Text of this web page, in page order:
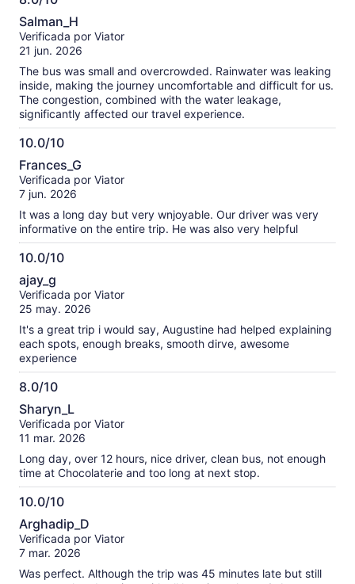
8.0
de
10
Salman_H
Verificada por Viator
21 jun. 2026
The bus was small and overcrowded. Rainwater was leaking
inside, making the journey uncomfortable and difficult for us.
The congestion, combined with the water leakage,
significantly affected our travel experience.
10.0/10
10.0
de
10
Frances_G
Verificada por Viator
7 jun. 2026
It was a long day but very wnjoyable. Our driver was very
informative on the entire trip. He was also very helpful
10.0/10
10.0
de
10
ajay_g
Verificada por Viator
25 may. 2026
It's a great trip i would say, Augustine had helped explaining
each spots, enough breaks, smooth dirve, awesome
experience
8.0/10
8.0
de
10
Sharyn_L
Verificada por Viator
11 mar. 2026
Long day, over 12 hours, nice driver, clean bus, not enough
time at Chocolaterie and too long at next stop.
10.0/10
10.0
de
10
Arghadip_D
Verificada por Viator
7 mar. 2026
Was perfect. Although the trip was 45 minutes late but still